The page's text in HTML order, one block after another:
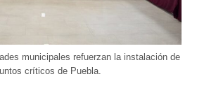
municipales refuerzan la instalación de
críticos de Puebla.